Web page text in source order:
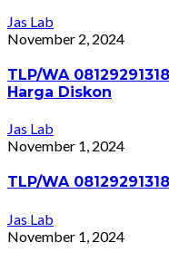
Jas Lab
November 2, 2024
TLP/WA
Harga Diskon
Jas Lab
November 1, 2024
TLP/WA
Jas Lab
November 1, 2024